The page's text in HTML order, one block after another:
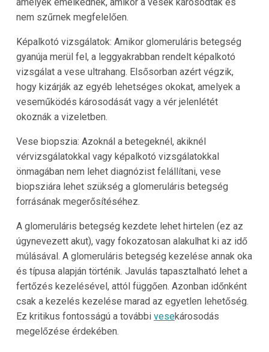
amelyek emelkednek, amikor a vesék károsodtak és
nem szűrnek megfelelően.
Képalkotó vizsgálatok: Amikor glomeruláris betegség
gyanúja merül fel, a leggyakrabban rendelt képalkotó
vizsgálat a vese ultrahang. Elsősorban azért végzik,
hogy kizárják az egyéb lehetséges okokat, amelyek a
veseműködés károsodását vagy a vér jelenlétét
okoznák a vizeletben.
Vese biopszia: Azoknál a betegeknél, akiknél
vérvizsgálatokkal vagy képalkotó vizsgálatokkal
önmagában nem lehet diagnózist felállítani, vese
biopsziára lehet szükség a glomeruláris betegség
forrásának megerősítéséhez.
A glomeruláris betegség kezdete lehet hirtelen (ez az
úgynevezett akut), vagy fokozatosan alakulhat ki az idő
múlásával. A glomeruláris betegség kezelése annak oka
és típusa alapján történik. Javulás tapasztalható lehet a
fertőzés kezelésével, attól függően. Azonban időnként
csak a kezelés kezelése marad az egyetlen lehetőség.
Ez kritikus fontosságú a további vesekárosodás
megelőzése érdekében.